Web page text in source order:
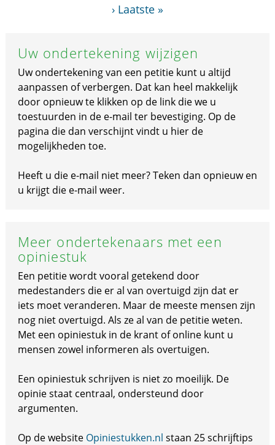
› Laatste »
Uw ondertekening wijzigen
Uw ondertekening van een petitie kunt u altijd
aanpassen of verbergen. Dat kan heel makkelijk
door opnieuw te klikken op de link die we u
toestuurden in de e-mail ter bevestiging. Op de
pagina die dan verschijnt vindt u hier de
mogelijkheden toe.
Heeft u die e-mail niet meer? Teken dan opnieuw en
u krijgt die e-mail weer.
Meer ondertekenaars met een
opiniestuk
Een petitie wordt vooral getekend door
medestanders die er al van overtuigd zijn dat er
iets moet veranderen. Maar de meeste mensen zijn
nog niet overtuigd. Als ze al van de petitie weten.
Met een opiniestuk in de krant of online kunt u
mensen zowel informeren als overtuigen.
Een opiniestuk schrijven is niet zo moeilijk. De
opinie staat centraal, ondersteund door
argumenten.
Op de website Opiniestukken.nl staan 25 schrijftips